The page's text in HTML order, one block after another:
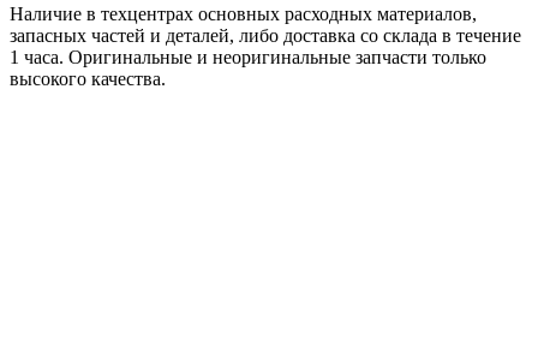
Наличие в техцентрах основных расходных материалов,
запасных частей и деталей, либо доставка со склада в течение
1 часа. Оригинальные и неоригинальные запчасти только
высокого качества.